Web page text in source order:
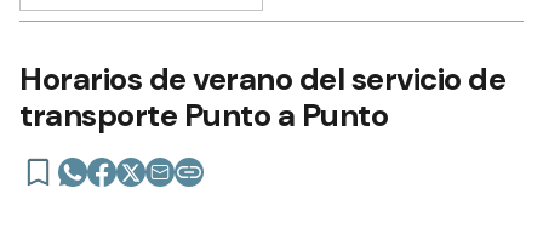
Horarios de verano del servicio de
transporte Punto a Punto